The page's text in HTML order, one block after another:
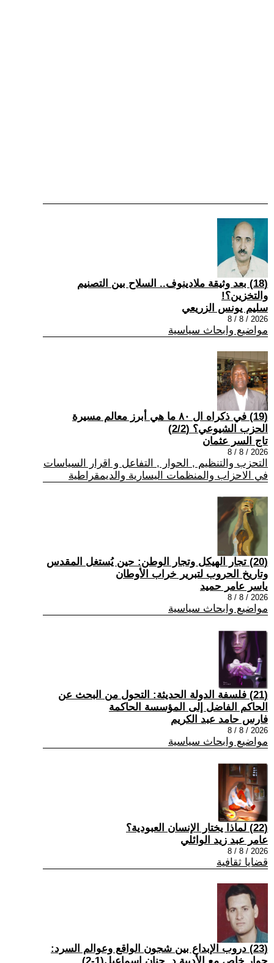
(18) بعد وثيقة ملادينوف.. السلاح بين التصنيم
والتخزين؟!
سليم يونس الزريعي
2026 / 8 / 8
مواضيع وابحاث سياسية
(19) في ذكراه ال ٨٠ ما هي أبرز معالم مسيرة
الحزب الشيوعي؟ (2/2)
تاج السر عثمان
2026 / 8 / 8
التحزب والتنظيم , الحوار , التفاعل و اقرار السياسات
في الاحزاب والمنظمات اليسارية والديمقراطية
(20) تجار الهيكل وتجار الوطن: حين يُستغل المقدس
وتاريخ الحروب لتبرير خراب الأوطان
ياسر عامر حميد
2026 / 8 / 8
مواضيع وابحاث سياسية
(21) فلسفة الدولة الحديثة: التحول من البحث عن
الحاكم الفاضل إلى المؤسسة الحاكمة
فارس حامد عبد الكريم
2026 / 8 / 8
مواضيع وابحاث سياسية
(22) لماذا يختار الإنسان العبودية؟
عامر عبد زيد الوائلي
2026 / 8 / 8
قضايا ثقافية
(23) دروب الإبداع بين شجون الواقع وعوالم السرد: